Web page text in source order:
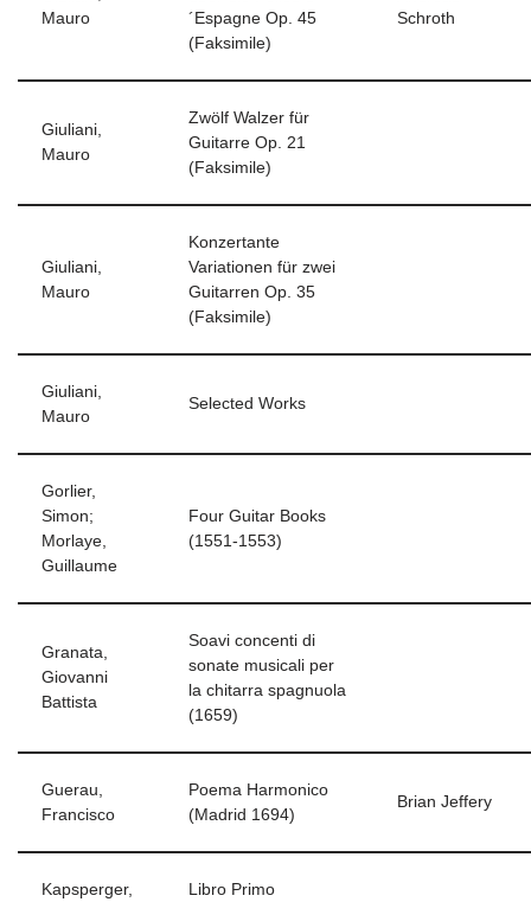
Mauro
´Espagne Op. 45
(Faksimile)
Schroth
Giuliani,
Mauro
Zwölf Walzer für
Guitarre Op. 21
(Faksimile)
Giuliani,
Mauro
Konzertante
Variationen für zwei
Guitarren Op. 35
(Faksimile)
Giuliani,
Mauro
Selected Works
Gorlier,
Simon;
Morlaye,
Guillaume
Four Guitar Books
(1551-1553)
Granata,
Giovanni
Battista
Soavi concenti di
sonate musicali per
la chitarra spagnuola
(1659)
Guerau,
Francisco
Poema Harmonico
(Madrid 1694)
Brian Jeffery
Kapsperger,
Libro Primo